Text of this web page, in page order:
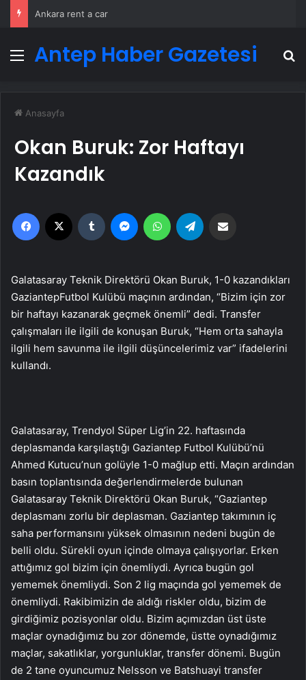
Ankara rent a car
Menü
Antep Haber Gazetesi
Anasayfa
Okan Buruk: Zor Haftayı
Kazandık
Facebook Tumblr MessengerWhatsApp
Galatasaray Teknik Direktörü Okan Buruk, 1-0 kazandıkları
GaziantepFutbol Kulübü maçının ardından, “Bizim için zor
bir haftayı kazanarak geçmek önemli” dedi. Transfer
çalışmaları ile ilgili de konuşan Buruk, “Hem orta sahayla
ilgili hem savunma ile ilgili düşüncelerimiz var” ifadelerini
kullandı.
Galatasaray, Trendyol Süper Lig’in 22. haftasında
deplasmanda karşılaştığı Gaziantep Futbol Kulübü’nü
Ahmed Kutucu’nun golüyle 1-0 mağlup etti. Maçın ardından
basın toplantısında değerlendirmelerde bulunan
Galatasaray Teknik Direktörü Okan Buruk, “Gaziantep
deplasmanı zorlu bir deplasman. Gaziantep takımının iç
saha performansını yüksek olmasının nedeni bugün de
belli oldu. Sürekli oyun içinde olmaya çalışıyorlar. Erken
attığımız gol bizim için önemliydi. Ayrıca bugün gol
yememek önemliydi. Son 2 lig maçında gol yememek de
önemliydi. Rakibimizin de aldığı riskler oldu, bizim de
girdiğimiz pozisyonlar oldu. Bizim açımızdan üst üste
maçlar oynadığımız bu zor dönemde, üstte oynadığımız
maçlar, sakatlıklar, yorgunluklar, transfer dönemi. Bugün
de 2 tane oyuncumuz Nelsson ve Batshuayi transfer